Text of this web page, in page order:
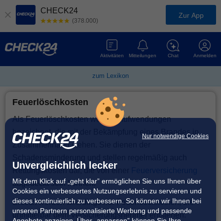
Nur notwendige Cookies
Unvergleichlich lecker
Mit dem Klick auf „geht klar” ermöglichen Sie uns Ihnen über
Cookies ein verbessertes Nutzungserlebnis zu servieren und
dieses kontinuierlich zu verbessern. So können wir Ihnen bei
unseren Partnern personalisierte Werbung und passende
CHECK24
(378.000)
Zur App
Anmelden
Chat
Mitteilungen
Aktivitäten
zum Lexikon
Feuerlöschkosten
Als Feuerlöschkosten werden Aufwendungen
bezeichnet, die mit der Bekämpfung eines Brandes in
Zusammenhang stehen. Sie dienen der
Rettungskosten dar, die von einer
abgedeckt sein können.
Ersetzt werden allerdings nur Feuerlöschkosten, die
unmittelbar dem Versicherungsnehmer entstehen.